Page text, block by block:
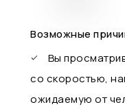
Возможные
Вы
со скоростью,
ожидаемую от